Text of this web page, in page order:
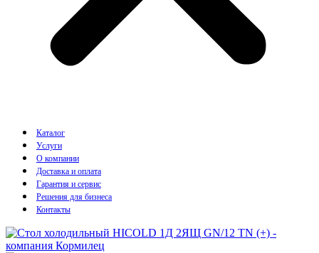
Каталог
Услуги
О компании
Доставка и оплата
Гарантия и сервис
Решения для бизнеса
Контакты